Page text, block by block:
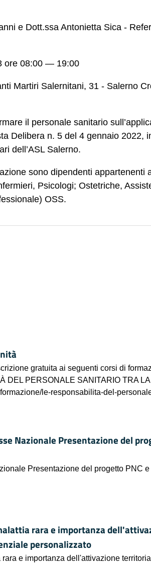
e Dott.ssa Antonietta Sica -
ore 08:00 — 19:00
Martiri Salernitani, 31 - Salerno
il personale sanitario
Delibera n. 5 del 4 gennaio 2022,
dell’ASL Salerno.
sono dipendenti appartenenti
Psicologi; Ostetriche,
OSS.
gratuita ai seguenti corsi di
DEL PERSONALE SANITARIO TRA
le-responsabilita-del-
Nazionale Presentazione del
Presentazione del progetto PNC
rara e importanza
personalizzato
e importanza dell'attivazione